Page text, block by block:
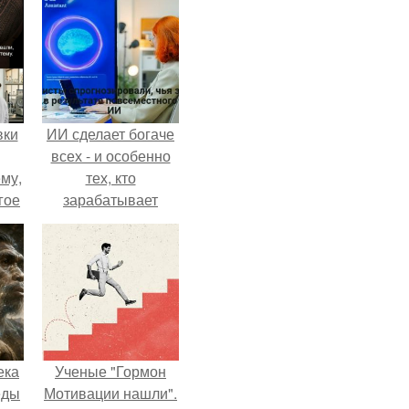
ИИ сделает богаче
всех - и особенно
тех, кто
зарабатывает
меньше всего.
Ученые "Гормон
Мотивации нашли".